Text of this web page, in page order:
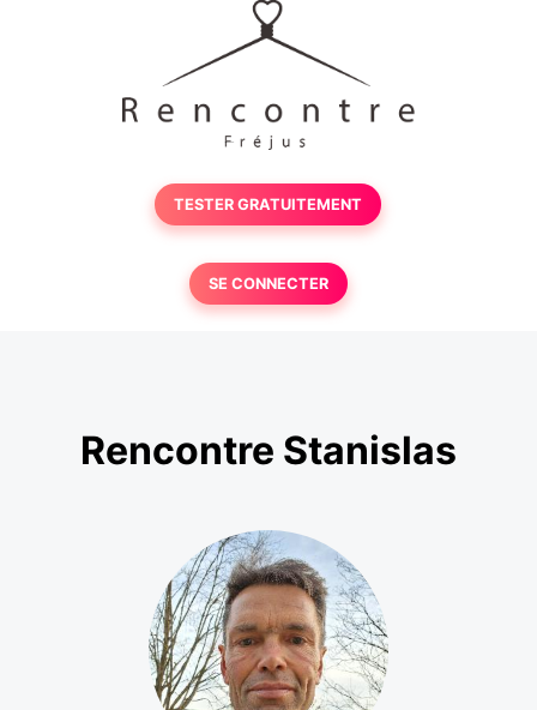
TESTER GRATUITEMENT
SE CONNECTER
Rencontre Stanislas